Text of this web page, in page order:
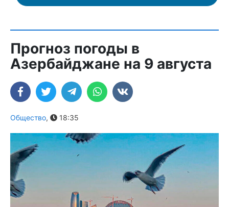
Прогноз погоды в
Азербайджане на 9 августа
Общество, 18:35